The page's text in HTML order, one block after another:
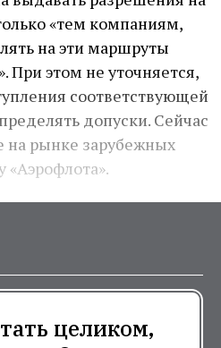
«тем компаниям,
на эти маршруты
При этом не уточняется,
соответствующей
допуски. Сейчас
рынке зарубежных
«Аэрофлота».
целиком,